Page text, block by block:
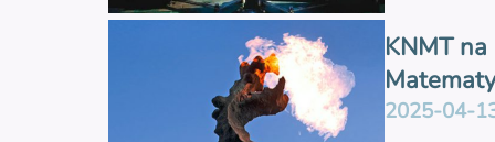
KNMT
2025-04-